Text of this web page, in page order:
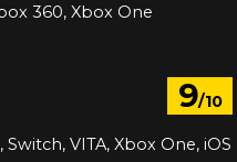
360, Xbox One
9/10
VITA, Xbox One, iOS